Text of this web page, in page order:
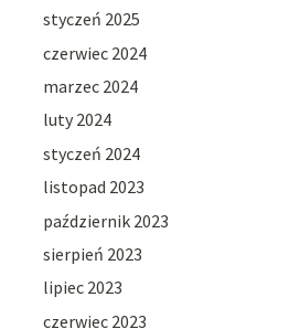
styczeń 2025
czerwiec 2024
marzec 2024
luty 2024
styczeń 2024
listopad 2023
październik 2023
sierpień 2023
lipiec 2023
czerwiec 2023